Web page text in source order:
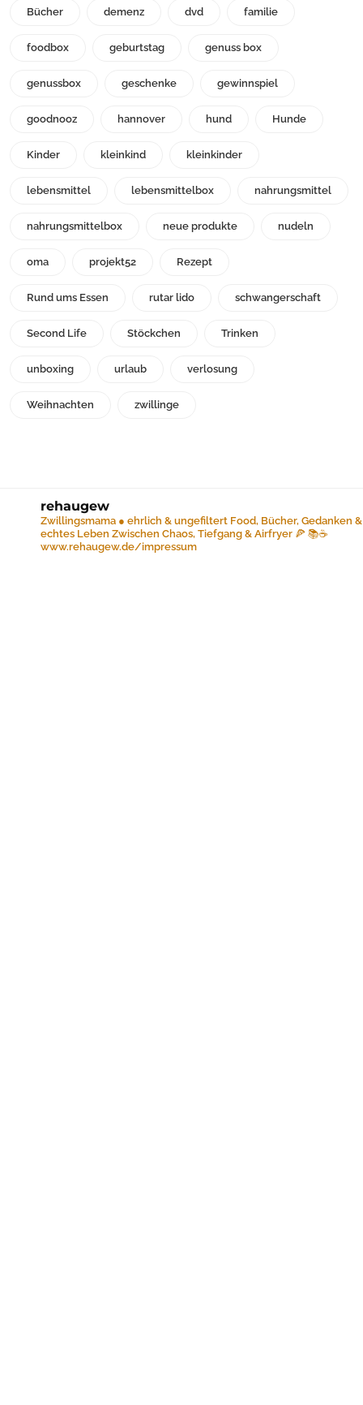
Bücher demenz dvd familie
foodbox geburtstag genuss box
genussbox geschenke gewinnspiel
goodnooz hannover hund Hunde
Kinder kleinkind kleinkinder
lebensmittel lebensmittelbox nahrungsmittel
nahrungsmittelbox neue produkte nudeln
oma projekt52 Rezept
Rund ums Essen rutar lido schwangerschaft
Second Life Stöckchen Trinken
unboxing urlaub verlosung
Weihnachten zwillinge
rehaugew
Zwillingsmama ● ehrlich & ungefiltert Food, Bücher, Gedanken &
echtes Leben Zwischen Chaos, Tiefgang & Airfryer 🍕 📚☕️
www.rehaugew.de/impressum